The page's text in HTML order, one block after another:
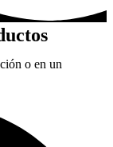
o en un